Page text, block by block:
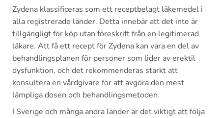
Zydena klassificeras som ett receptbelagt läkemedel i
alla registrerade länder. Detta innebär att det inte är
tillgängligt för köp utan föreskrift från en legitimerad
läkare. Att få ett recept för Zydena kan vara en del av
behandlingsplanen för personer som lider av erektil
dysfunktion, och det rekommenderas starkt att
konsultera en vårdgivare för att avgöra den mest
lämpliga dosen och behandlingsmetoden.
I Sverige och många andra länder är det viktigt att följa